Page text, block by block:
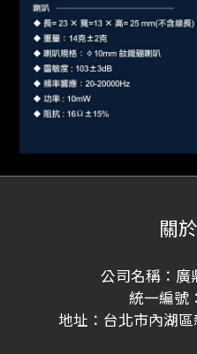
關
公司名稱：廣
統一編號
地址：台北市內湖